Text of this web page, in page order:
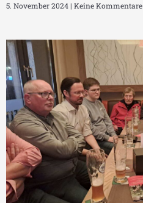
5. November 2024 Keine Kommentare